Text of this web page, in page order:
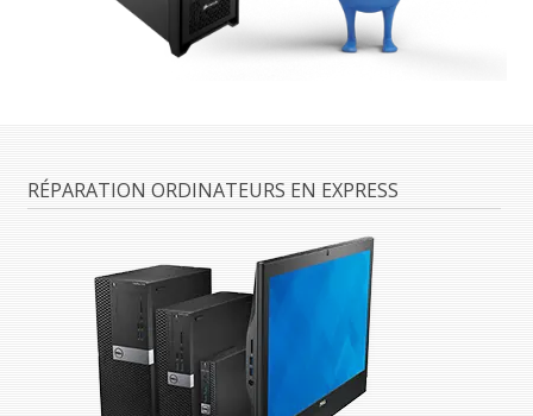
RÉPARATION ORDINATEURS EN EXPRESS